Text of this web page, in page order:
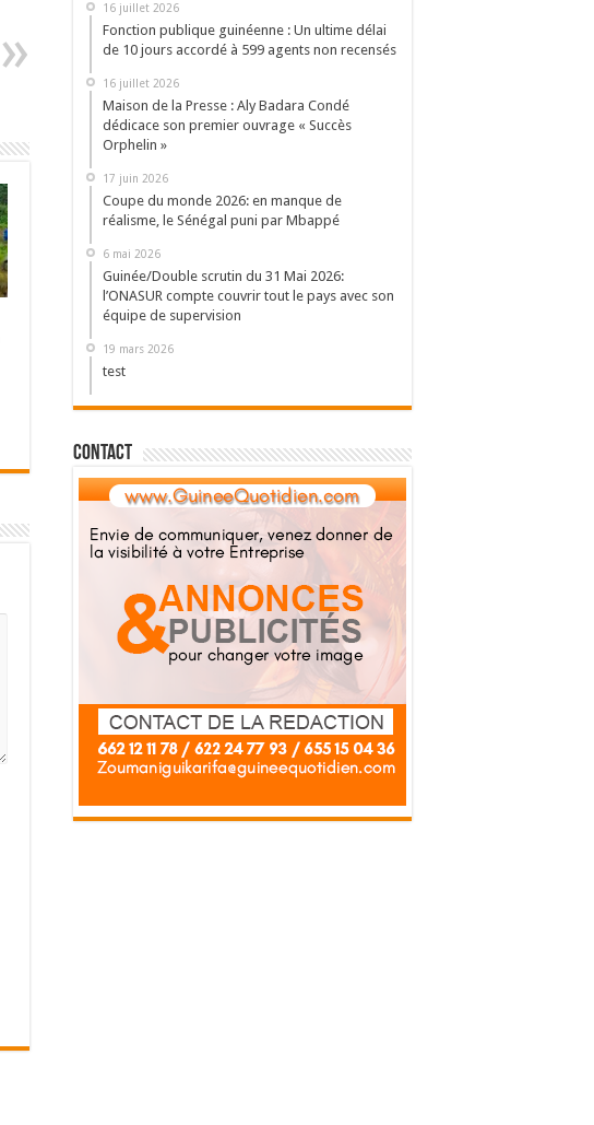
16 juillet 2026
Fonction publique guinéenne : Un ultime délai
de 10 jours accordé à 599 agents non recensés
16 juillet 2026
Maison de la Presse : Aly Badara Condé
dédicace son premier ouvrage « Succès
Orphelin »
17 juin 2026
Coupe du monde 2026: en manque de
réalisme, le Sénégal puni par Mbappé
6 mai 2026
Guinée/Double scrutin du 31 Mai 2026:
l’ONASUR compte couvrir tout le pays avec son
équipe de supervision
19 mars 2026
test
Contact